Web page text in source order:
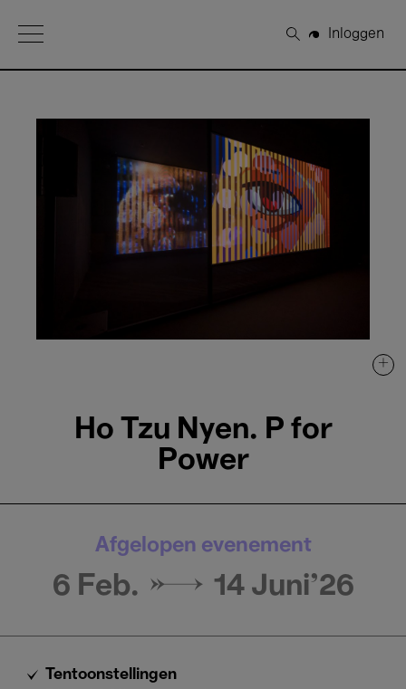
Open Menu
Zoeken
Inloggen
+
Ho Tzu Nyen. P for
Power
Afgelopen evenement
6 Feb. → 14 Juni'26
Tentoonstellingen